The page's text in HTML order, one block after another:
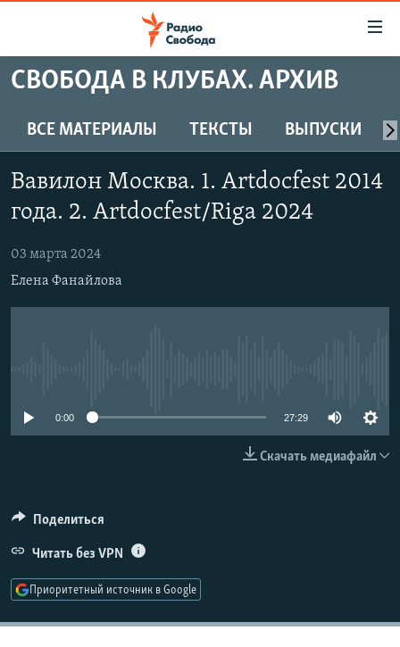
упрощенного
Вернуться
к
основному
Вернутся
главной
навигации
Вернутся
ПРОГРАММЫ
ПОДКАСТЫ
ЦИТАТЫ СВОБОДЫ
МНЕНИЯ
КУЛЬТУРА
IDEL.РЕАЛИИ
РАСПИСАНИЕ ВЕЩАНИЯ
СВОБОДА В КЛУБАХ. АРХИВ
ВСЕ МАТЕРИАЛЫ ТЕКСТЫ ВЫПУСКИ
Вавилон Москва. 1. Artdocfest 2014
года. 2. Artdocfest/Riga 2024
03 марта 2024
Елена Фанайлова
0:00 27:29
Скачать медиафайл
Поделиться
Читать без VPN
Приоритетный источник в Google